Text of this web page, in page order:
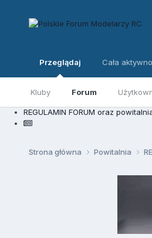
Przeglądaj
Kluby Forum
Cała
REGULAMIN FORUM oraz
Strona główna Powitalnia